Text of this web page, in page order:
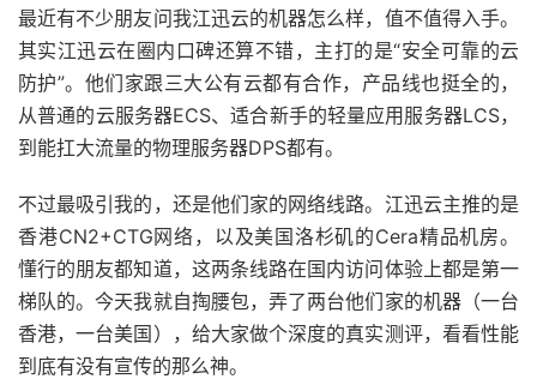
最近有不少朋友问我江迅云的机器怎么样，值不值得入手。
其实江迅云在圈内口碑还算不错，主打的是“安全可靠的云
防护”。他们家跟三大公有云都有合作，产品线也挺全的，
从普通的云服务器ECS、适合新手的轻量应用服务器LCS，
到能扛大流量的物理服务器DPS都有。
不过最吸引我的，还是他们家的网络线路。江迅云主推的是
香港CN2+CTG网络，以及美国洛杉矶的Cera精品机房。
懂行的朋友都知道，这两条线路在国内访问体验上都是第一
梯队的。今天我就自掏腰包，弄了两台他们家的机器（一台
香港，一台美国），给大家做个深度的真实测评，看看性能
到底有没有宣传的那么神。